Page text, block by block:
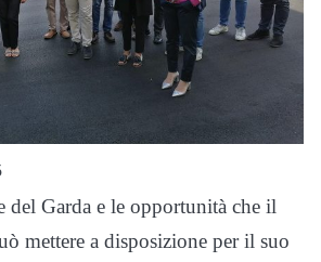
Garda e le opportunità che il
mettere a disposizione per il suo